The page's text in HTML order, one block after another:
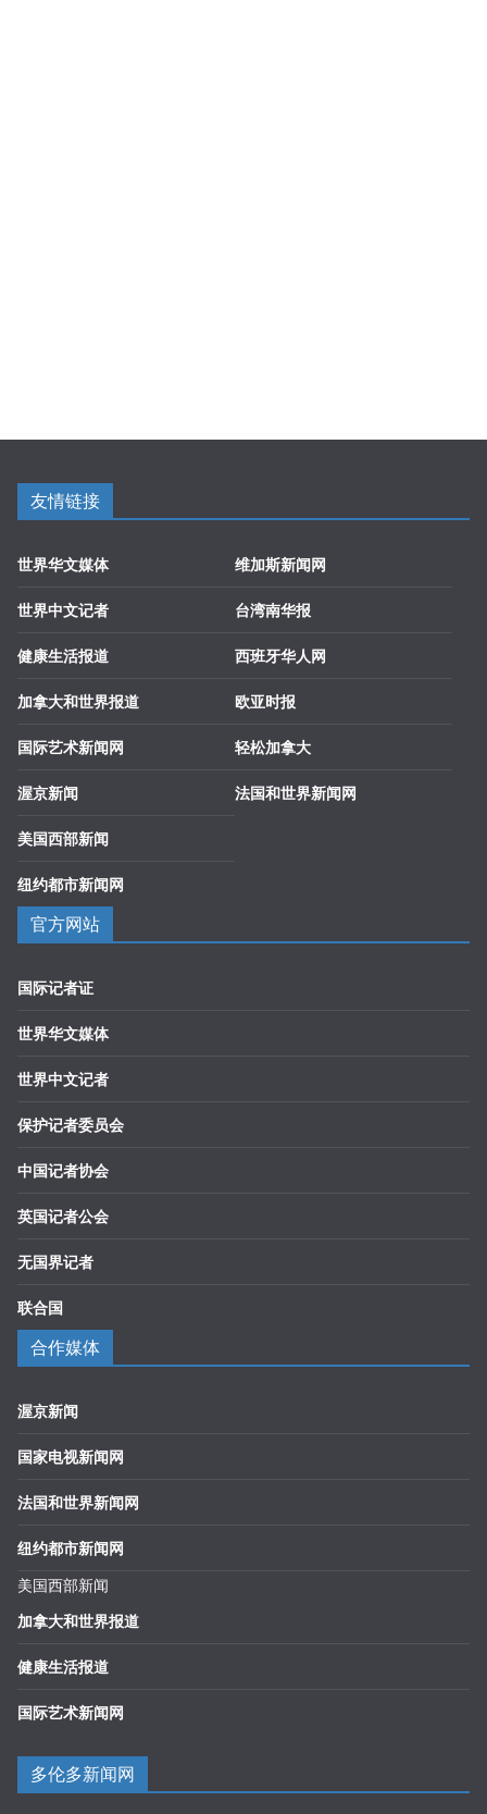
友情链接
世界华文媒体
世界中文记者
健康生活报道
加拿大和世界报道
国际艺术新闻网
渥京新闻
美国西部新闻
纽约都市新闻网
维加斯新闻网
台湾南华报
西班牙华人网
欧亚时报
轻松加拿大
法国和世界新闻网
官方网站
国际记者证
世界华文媒体
世界中文记者
保护记者委员会
中国记者协会
英国记者公会
无国界记者
联合国
合作媒体
渥京新闻
国家电视新闻网
法国和世界新闻网
纽约都市新闻网
美国西部新闻
加拿大和世界报道
健康生活报道
国际艺术新闻网
多伦多新闻网